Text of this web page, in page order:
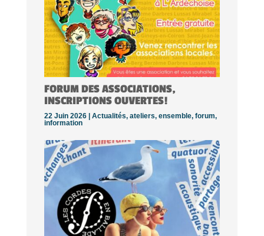
FORUM DES ASSOCIATIONS,
INSCRIPTIONS OUVERTES!
22 Juin 2026 | Actualités, ateliers, ensemble, forum,
information